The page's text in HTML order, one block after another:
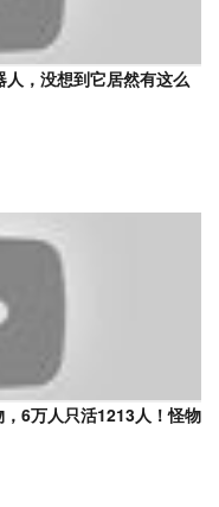
人，没想到它居然有这么
，6万人只活1213人！怪物